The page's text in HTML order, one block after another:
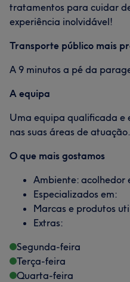
tratamentos para cuidar
experiência inolvidável!
Transporte público mais
A 9 minutos a pé da
A equipa
Uma equipa qualificada e
nas suas áreas de atuação.
O que mais gostamos
Ambiente: acolhedor
Especializados em:
Marcas e produtos
Extras:
Segunda-feira
Terça-feira
Quarta-feira